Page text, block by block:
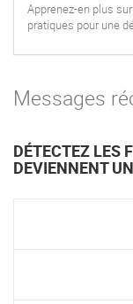
Apprenez-en plus
pratiques pour une
Messages
DÉTECTEZ LES
DEVIENNENT